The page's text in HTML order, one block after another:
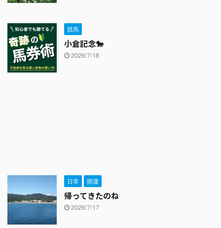
競馬
小倉記念🐎
2026/7/18
日常 開運
帰ってきたのね
2026/7/17